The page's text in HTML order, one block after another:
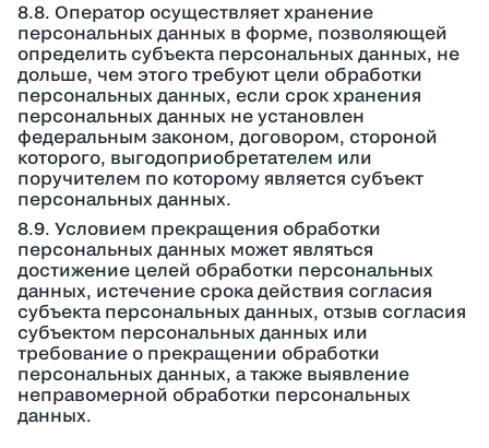
8.8. Оператор осуществляет хранение
персональных данных в форме, позволяющей
определить субъекта персональных данных, не
дольше, чем этого требуют цели обработки
персональных данных, если срок хранения
персональных данных не установлен
федеральным законом, договором, стороной
которого, выгодоприобретателем или
поручителем по которому является субъект
персональных данных.
8.9. Условием прекращения обработки
персональных данных может являться
достижение целей обработки персональных
данных, истечение срока действия согласия
субъекта персональных данных, отзыв согласия
субъектом персональных данных или
требование о прекращении обработки
персональных данных, а также выявление
неправомерной обработки персональных
данных.